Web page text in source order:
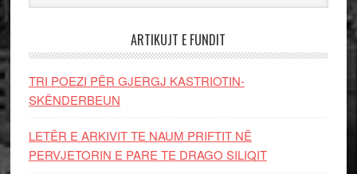
ARTIKUJT E FUNDIT
TRI POEZI PËR GJERGJ KASTRIOTIN-
SKËNDERBEUN
LETËR E ARKIVIT TE NAUM PRIFTIT NË
PERVJETORIN E PARE TE DRAGO SILIQIT